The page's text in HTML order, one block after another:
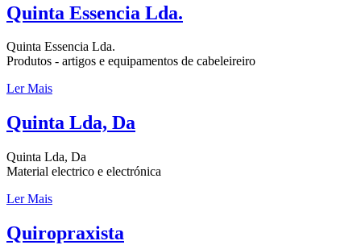
Quinta Essencia Lda.
Quinta Essencia Lda.
Produtos - artigos e equipamentos de cabeleireiro
Ler Mais
Quinta Lda, Da
Quinta Lda, Da
Material electrico e electrónica
Ler Mais
Quiropraxista